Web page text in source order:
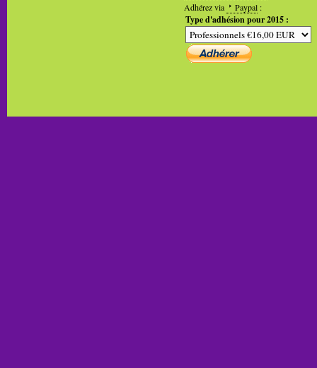
Adhérez via
Paypal :
Type d'adhésion pour 2015 :